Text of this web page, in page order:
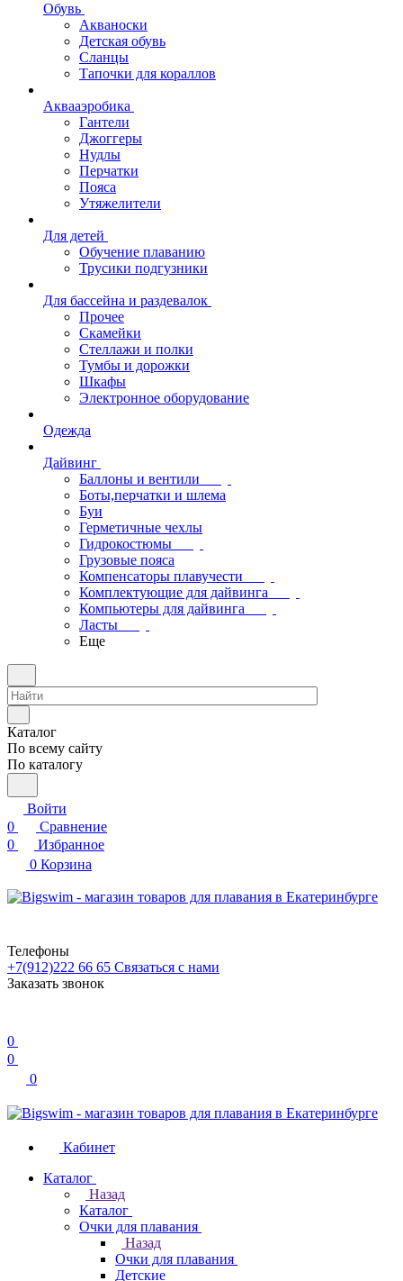
Обувь
Акваноски
Детская обувь
Сланцы
Тапочки для кораллов
Аквааэробика
Гантели
Джоггеры
Нудлы
Перчатки
Пояса
Утяжелители
Для детей
Обучение плаванию
Трусики подгузники
Для бассейна и раздевалок
Прочее
Скамейки
Стеллажи и полки
Тумбы и дорожки
Шкафы
Электронное оборудование
Одежда
Дайвинг
Баллоны и вентили
Боты,перчатки и шлема
Буи
Герметичные чехлы
Гидрокостюмы
Грузовые пояса
Компенсаторы плавучести
Комплектующие для дайвинга
Компьютеры для дайвинга
Ласты
Еще
Каталог
По всему сайту
По каталогу
Войти
0
Сравнение
0
Избранное
0 Корзина
Телефоны
+7(912)222 66 65 Связаться с нами
Заказать звонок
0
0
0
Кабинет
Каталог
Назад
Каталог
Очки для плавания
Назад
Очки для плавания
Детские